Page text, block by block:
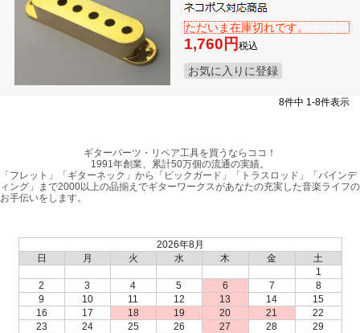
ただいま在庫切れです。
1,760 税込
お気に入りに登録
8件中 1-8件表示
ギターパーツ・リペア工具を買うならココ！
1991年創業、累計50万個の流通の実績。
「フレット」「ギターネック」から「ピックガード」「トラスロッド」「バインデ
ィング」まで2000以上の品揃えでギターワークスがあなたの充実した音楽ライフの
お手伝いをします。
2026年8月
日
月 火 水 木 金
土
1
2
3 4 5 6 7
8
9
10 11 12 13 14
15
16
17 18 19 20 21
22
23
24 25 26 27 28
29